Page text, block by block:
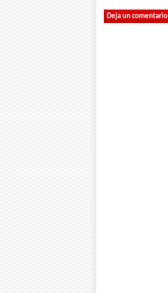
Deja un comentario